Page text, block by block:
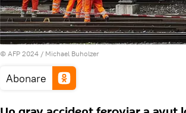
© AFP 2024 / Michael Buholzer
Abonare